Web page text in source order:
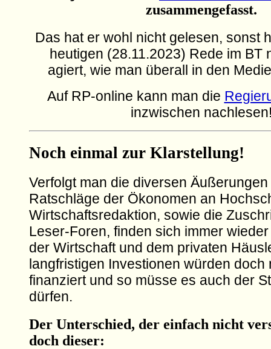
zusammengefasst.
Das hat er wohl nicht gelesen, sonst
heutigen (28.11.2023) Rede im BT
agiert, wie man überall in den
Auf RP-online kann man die
inzwischen
Noch einmal zur Klarstellung!
Verfolgt man die diversen
Ratschläge der Ökonomen an
Wirtschaftsredaktion, sowie die
Leser-Foren, finden sich immer
der Wirtschaft und dem privaten
langfristigen Investionen würden doch
finanziert und so müsse es auch der
dürfen.
Der Unterschied, der einfach nicht
doch dieser: